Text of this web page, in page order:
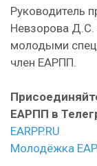
Руководитель
Невзорова Д.С.
молодыми
член ЕАРПП.
ЕАРПП в
EARPP.RU
Молодёжка